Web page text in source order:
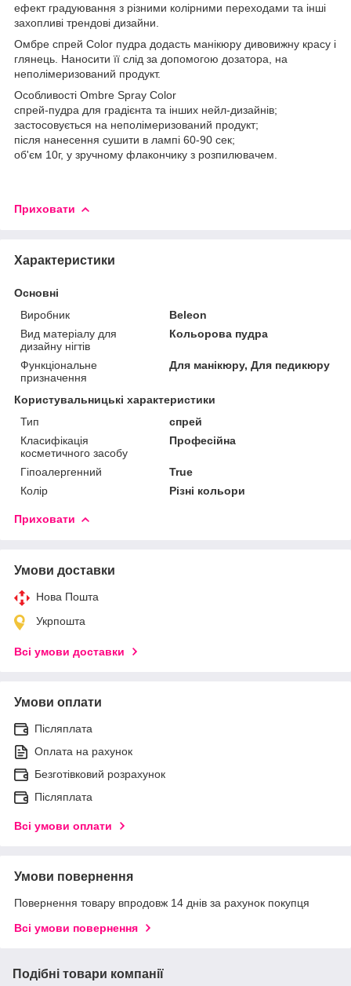
ефект градуювання з різними колірними переходами та інші
захопливі трендові дизайни.
Омбре спрей Color пудра додасть манікюру дивовижну красу і
глянець. Наносити її слід за допомогою дозатора, на
неполімеризований продукт.
Особливості Ombre Spray Color
спрей-пудра для градієнта та інших нейл-дизайнів;
застосовується на неполімеризований продукт;
після нанесення сушити в лампі 60-90 сек;
об'єм 10г, у зручному флакончику з розпилювачем.
Приховати
Характеристики
Основні
Виробник
Beleon
Вид матеріалу для
дизайну нігтів
Кольорова пудра
Функціональне
призначення
Для манікюру, Для педикюру
Користувальницькі характеристики
Тип
спрей
Класифікація
косметичного засобу
Професійна
Гіпоалергенний
True
Колір
Різні кольори
Приховати
Умови доставки
Нова Пошта
Укрпошта
Всі умови доставки
Умови оплати
Післяплата
Оплата на рахунок
Безготівковий розрахунок
Післяплата
Всі умови оплати
Умови повернення
Повернення товару впродовж 14 днів за рахунок покупця
Всі умови повернення
Подібні товари компанії